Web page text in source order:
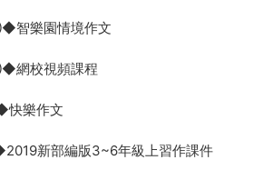
樂園情境作文
校視頻課程
樂作文
新部編版3~6年級上習作課件